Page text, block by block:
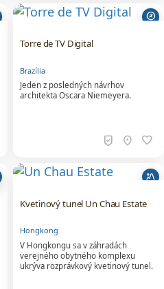
explore
Torre de TV Digital
Brazília
Jeden z posledných návrhov
architekta Oscara Niemeyera.
beenhere location_on favorite
landscape_2
Kvetinový tunel Un Chau Estate
Hongkong
V Hongkongu sa v záhradách
verejného obytného komplexu
ukrýva rozprávkový kvetinový tunel.